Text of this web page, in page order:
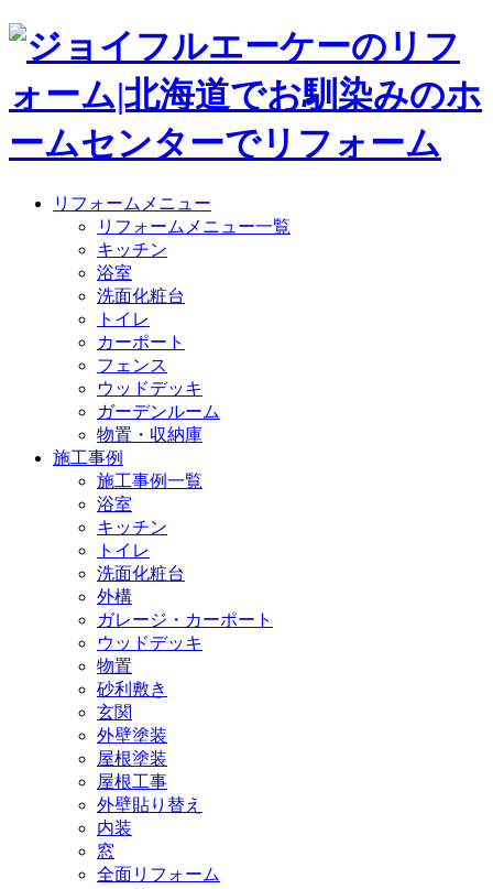
リフォームメニュー
リフォームメニュー一覧
キッチン
浴室
洗面化粧台
トイレ
カーポート
フェンス
ウッドデッキ
ガーデンルーム
物置・収納庫
施工事例
施工事例一覧
浴室
キッチン
トイレ
洗面化粧台
外構
ガレージ・カーポート
ウッドデッキ
物置
砂利敷き
玄関
外壁塗装
屋根塗装
屋根工事
外壁貼り替え
内装
窓
全面リフォーム